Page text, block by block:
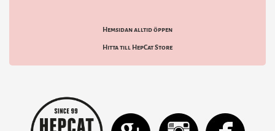
Hemsidan alltid öppen
Hitta till HepCat Store